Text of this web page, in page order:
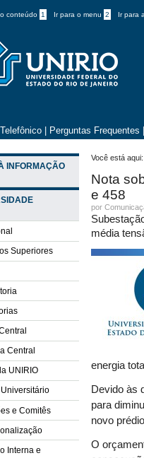
conteúdo 1 Ir para o menu 2 Ir para
Perguntas Frequentes
INFORMAÇÃO
Superiores
Central
UNIRIO
e Comitês
Interna e
Você está aqui:
Nota
e 458
por
média
energia
Devido às
para
novo
O